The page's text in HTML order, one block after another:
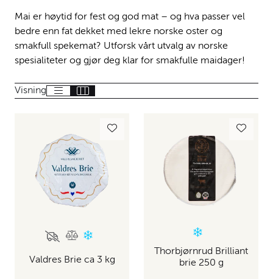
Mai er høytid for fest og god mat – og hva passer vel
bedre enn fat dekket med lekre norske oster og
smakfull spekemat? Utforsk vårt utvalg av norske
spesialiteter og gjør deg klar for smakfulle maidager!
Visning
Valdres Brie ca 3 kg
Thorbjørnrud Brilliant
brie 250 g